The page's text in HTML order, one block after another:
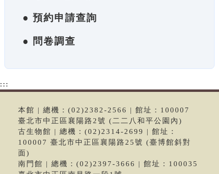
● 預約申請查詢
● 問卷調查
:::
本館 | 總機：(02)2382-2566 | 館址：100007
臺北市中正區襄陽路2號 (二二八和平公園內)
古生物館 | 總機：(02)2314-2699 | 館址：
100007 臺北市中正區襄陽路25號 (臺博館斜對
面)
南門館 | 總機：(02)2397-3666 | 館址：100035